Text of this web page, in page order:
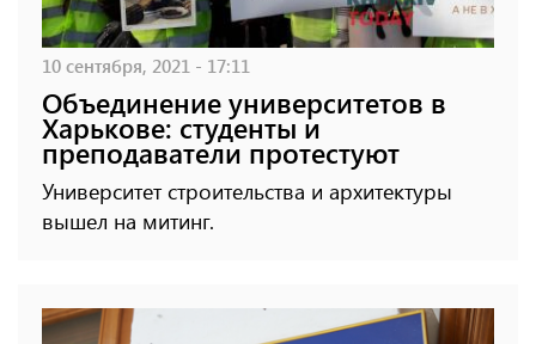
10 сентября, 2021 - 17:11
Объединение университетов в
Харькове: студенты и
преподаватели протестуют
Университет строительства и архитектуры
вышел на митинг.